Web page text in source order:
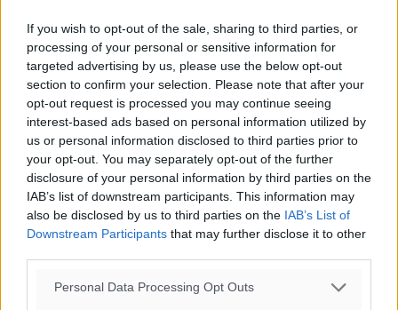
If you wish to opt-out of the sale, sharing to third parties, or
processing of your personal or sensitive information for
targeted advertising by us, please use the below opt-out
section to confirm your selection. Please note that after your
opt-out request is processed you may continue seeing
interest-based ads based on personal information utilized by
us or personal information disclosed to third parties prior to
your opt-out. You may separately opt-out of the further
disclosure of your personal information by third parties on the
IAB’s list of downstream participants. This information may
also be disclosed by us to third parties on the IAB’s List of
Downstream Participants that may further disclose it to other
Personal Data Processing Opt Outs
Ροή ειδήσεων
ανανεωμένο εκκλησιαστικό μουσείο από τη Λέσχη